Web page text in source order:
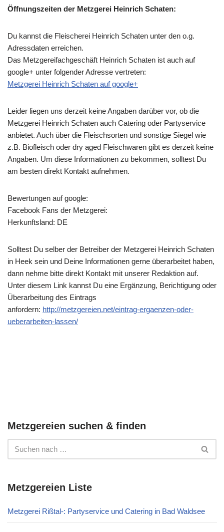
Öffnungszeiten der Metzgerei Heinrich Schaten:
Du kannst die Fleischerei Heinrich Schaten unter den o.g.
Adressdaten erreichen.
Das Metzgereifachgeschäft Heinrich Schaten ist auch auf
google+ unter folgender Adresse vertreten:
Metzgerei Heinrich Schaten auf google+
Leider liegen uns derzeit keine Angaben darüber vor, ob die
Metzgerei Heinrich Schaten auch Catering oder Partyservice
anbietet. Auch über die Fleischsorten und sonstige Siegel wie
z.B. Biofleisch oder dry aged Fleischwaren gibt es derzeit keine
Angaben. Um diese Informationen zu bekommen, solltest Du
am besten direkt Kontakt aufnehmen.
Bewertungen auf google:
Facebook Fans der Metzgerei:
Herkunftsland: DE
Solltest Du selber der Betreiber der Metzgerei Heinrich Schaten
in Heek sein und Deine Informationen gerne überarbeitet haben,
dann nehme bitte direkt Kontakt mit unserer Redaktion auf.
Unter diesem Link kannst Du eine Ergänzung, Berichtigung oder
Überarbeitung des Eintrags
anfordern: http://metzgereien.net/eintrag-ergaenzen-oder-
ueberarbeiten-lassen/
Metzgereien suchen & finden
Metzgereien Liste
Metzgerei Rißtal-: Partyservice und Catering in Bad Waldsee